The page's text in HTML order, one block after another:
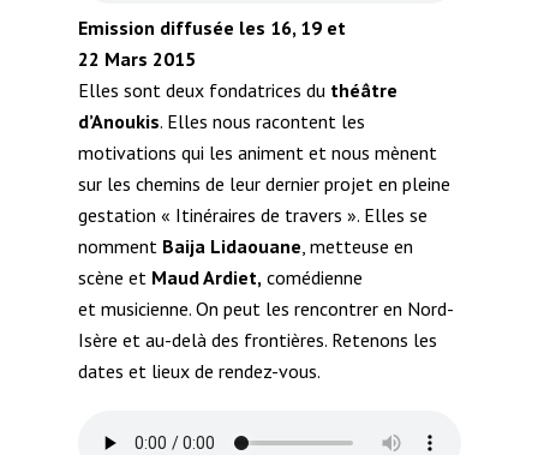
Emission diffusée les 16, 19 et
22 Mars 2015
Elles sont deux fondatrices du théâtre
d’Anoukis. Elles nous racontent les
motivations qui les animent et nous mènent
sur les chemins de leur dernier projet en pleine
gestation « Itinéraires de travers ». Elles se
nomment Baija Lidaouane , metteuse en
scène et Maud Ardiet, comédienne
et musicienne. On peut les rencontrer en Nord-
Isère et au-delà des frontières. Retenons les
dates et lieux de rendez-vous.